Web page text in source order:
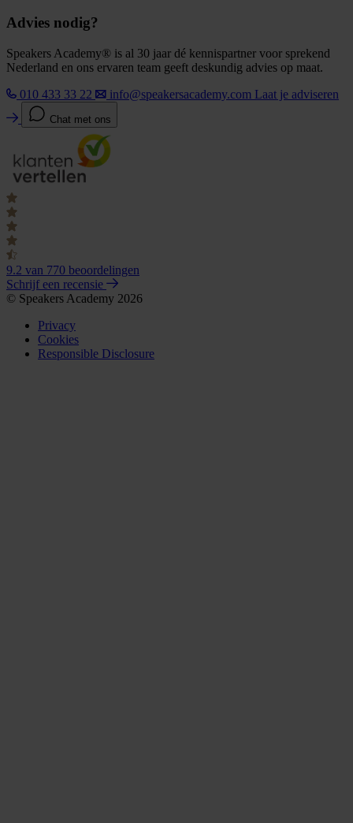
Advies nodig?
Speakers Academy® is al 30 jaar dé kennispartner voor sprekend
Nederland en ons ervaren team geeft deskundig advies op maat.
010 433 33 22
info@speakersacademy.com Laat je adviseren
Chat met ons
9.2 van 770 beoordelingen
Schrijf een recensie
© Speakers Academy 2026
Privacy
Cookies
Responsible Disclosure